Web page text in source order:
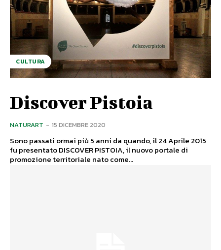
CULTURA
Discover Pistoia
NATURART - 15 DICEMBRE 2020
Sono passati ormai più 5 anni da quando, il 24 Aprile 2015
fu presentato DISCOVER PISTOIA, il nuovo portale di
promozione territoriale nato come...